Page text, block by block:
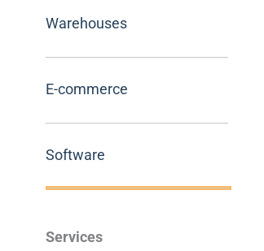
Warehouses
E-commerce
Software
Services